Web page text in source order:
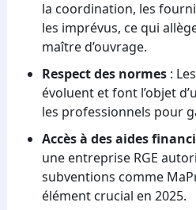
la coordination, les
les imprévus, ce qui
maître d’ouvrage.
Respect des normes:
évoluent et font l’objet
les professionnels pour
Accès à des aides
une entreprise RGE
subventions comme
élément crucial en 2025.